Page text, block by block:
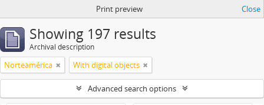
Print preview Close
Showing 197 results
Archival description
Norteamérica With digital objects
Advanced search options